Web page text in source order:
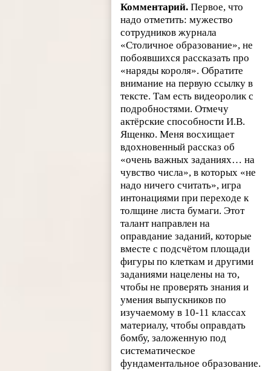
Комментарий.Первое, что
надо отметить: мужество
сотрудников журнала
«Столичное образование», не
побоявшихся рассказать про
«наряды короля». Обратите
внимание на первую ссылку в
тексте. Там есть видеоролик с
подробностями. Отмечу
актёрские способности И.В.
Ященко. Меня восхищает
вдохновенный рассказ об
«очень важных заданиях… на
чувство числа», в которых «не
надо ничего считать», игра
интонациями при переходе к
толщине листа бумаги. Этот
талант направлен на
оправдание заданий, которые
вместе с подсчётом площади
фигуры по клеткам и другими
заданиями нацелены на то,
чтобы не проверять знания и
умения выпускников по
изучаемому в 10-11 классах
материалу, чтобы оправдать
бомбу, заложенную под
систематическое
фундаментальное образование.